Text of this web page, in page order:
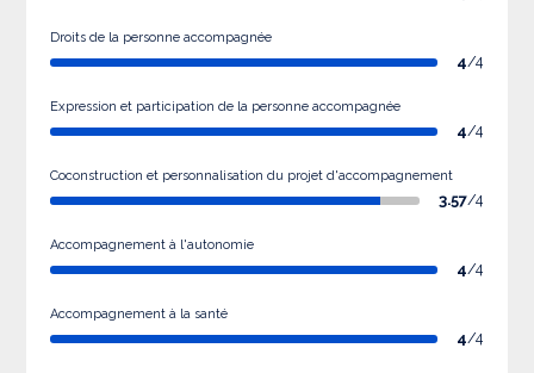
Droits de la personne accompagnée
4/4
Expression et participation de la personne accompagnée
4/4
Coconstruction et personnalisation du projet d'accompagnement
3.57/4
Accompagnement à l'autonomie
4/4
Accompagnement à la santé
4/4